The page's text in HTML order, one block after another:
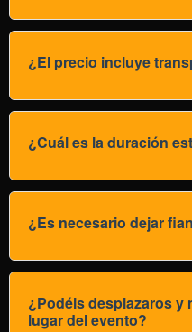
¿El precio incluye
¿Cuál es la duración
¿Es necesario dejar
¿Podéis desplazaros y
lugar del evento?